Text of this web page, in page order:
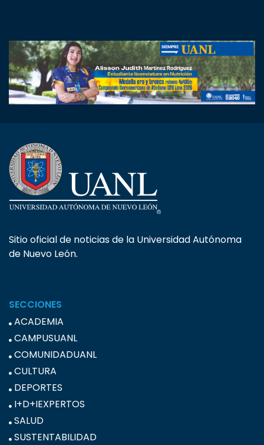
Sitio oficial de noticias de la Universidad Autónoma
de Nuevo León.
SECCIONES
ACADEMIA
CAMPUSUANL
COMUNIDADUANL
CULTURA
DEPORTES
I+D+IEXPERTOS
SALUD
SUSTENTABILIDAD